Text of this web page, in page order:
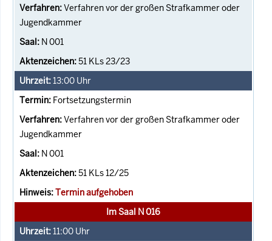
Verfahren vor der großen Strafkammer oder
Jugendkammer
N 001
51 KLs 23/23
13:00 Uhr
Fortsetzungstermin
Verfahren vor der großen Strafkammer oder
Jugendkammer
N 001
51 KLs 12/25
Termin aufgehoben
Im Saal N 016
11:00 Uhr